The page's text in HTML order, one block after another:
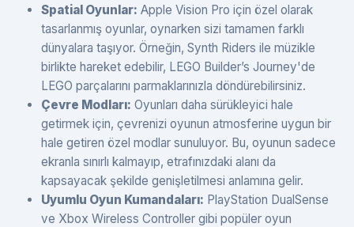
Spatial Oyunlar: Apple Vision Pro için özel olarak
tasarlanmış oyunlar, oynarken sizi tamamen farklı
dünyalara taşıyor. Örneğin, Synth Riders ile müzikle
birlikte hareket edebilir, LEGO Builder’s Journey'de
LEGO parçalarını parmaklarınızla döndürebilirsiniz.
Çevre Modları: Oyunları daha sürükleyici hale
getirmek için, çevrenizi oyunun atmosferine uygun bir
hale getiren özel modlar sunuluyor. Bu, oyunun sadece
ekranla sınırlı kalmayıp, etrafınızdaki alanı da
kapsayacak şekilde genişletilmesi anlamına gelir.
Uyumlu Oyun Kumandaları: PlayStation DualSense
ve Xbox Wireless Controller gibi popüler oyun